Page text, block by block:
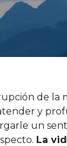
de la
y
un
La